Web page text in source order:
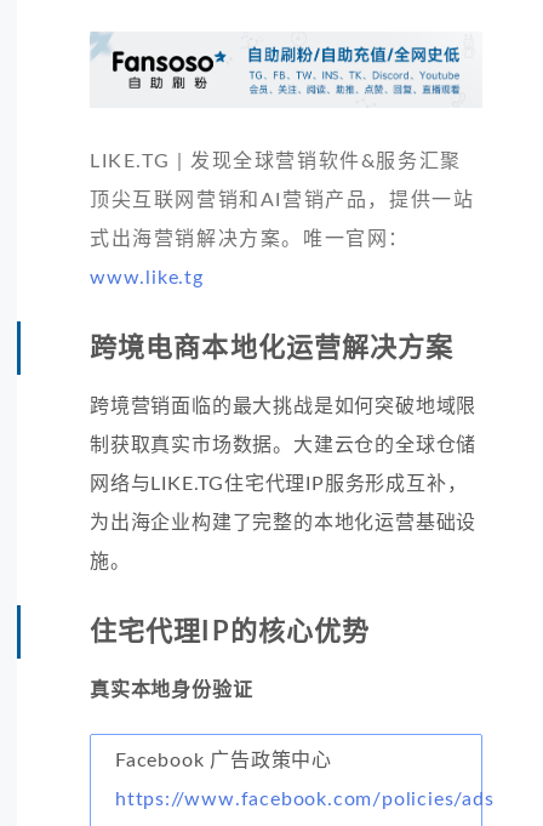
LIKE.TG | 发现全球营销软件&服务汇聚
顶尖互联网营销和AI营销产品，提供一站
式出海营销解决方案。唯一官网：
www.like.tg
跨境电商本地化运营解决方案
跨境营销面临的最大挑战是如何突破地域限
制获取真实市场数据。大建云仓的全球仓储
网络与LIKE.TG住宅代理IP服务形成互补，
为出海企业构建了完整的本地化运营基础设
施。
住宅代理IP的核心优势
真实本地身份验证
Facebook 广告政策中心
https://www.facebook.com/policies/ads